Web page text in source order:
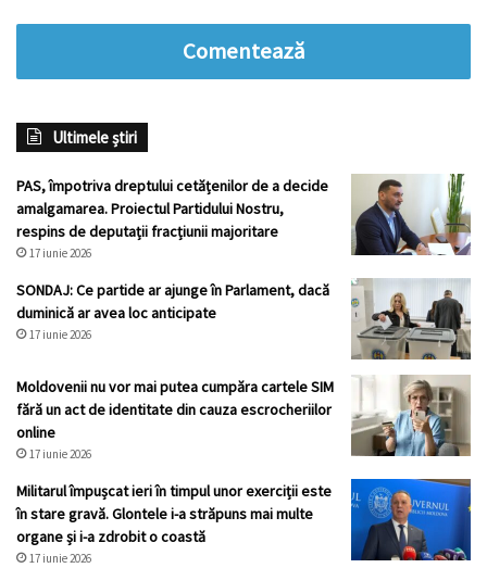
Comentează
Ultimele știri
PAS, împotriva dreptului cetățenilor de a decide
amalgamarea. Proiectul Partidului Nostru,
respins de deputații fracțiunii majoritare
17 iunie 2026
SONDAJ: Ce partide ar ajunge în Parlament, dacă
duminică ar avea loc anticipate
17 iunie 2026
Moldovenii nu vor mai putea cumpăra cartele SIM
fără un act de identitate din cauza escrocheriilor
online
17 iunie 2026
Militarul împușcat ieri în timpul unor exerciții este
în stare gravă. Glontele i-a străpuns mai multe
organe și i-a zdrobit o coastă
17 iunie 2026